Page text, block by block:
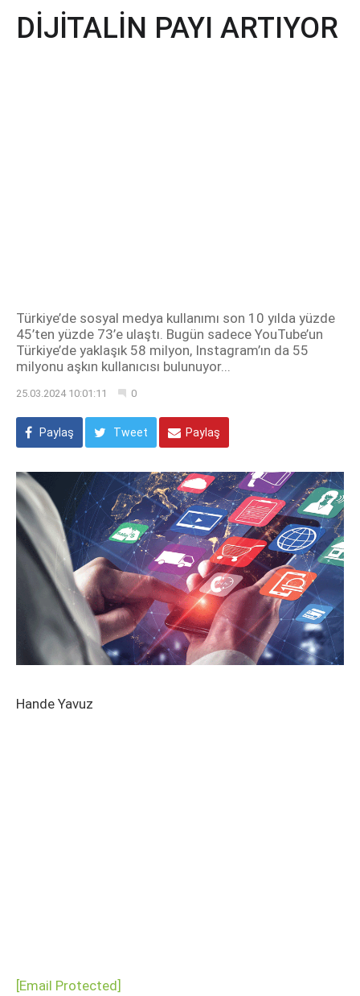
DİJİTALİN PAYI ARTIYOR
Türkiye’de sosyal medya kullanımı son 10 yılda yüzde
45’ten yüzde 73’e ulaştı. Bugün sadece YouTube’un
Türkiye’de yaklaşık 58 milyon, Instagram’ın da 55
milyonu aşkın kullanıcısı bulunuyor...
25.03.2024 10:01:11 0
Paylaş Tweet Paylaş
Hande Yavuz
[email Protected]